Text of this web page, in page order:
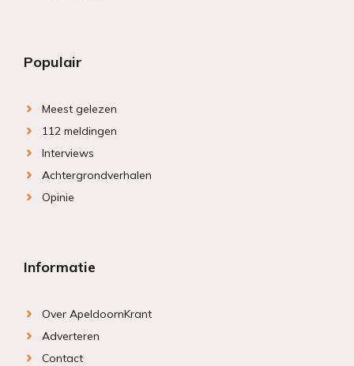
Populair
Meest gelezen
112 meldingen
Interviews
Achtergrondverhalen
Opinie
Informatie
Over ApeldoornKrant
Adverteren
Contact